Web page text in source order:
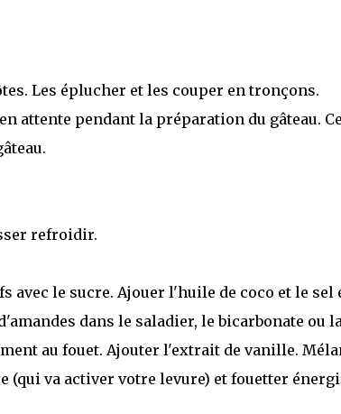
Les éplucher et les couper en tronçons.
attente pendant la préparation du gâteau.
refroidir.
avec le sucre. Ajouer l'huile de coco et le sel
dans le saladier, le bicarbonate ou
au fouet. Ajouter l'extrait de vanille.
(qui va activer votre levure) et fouetter